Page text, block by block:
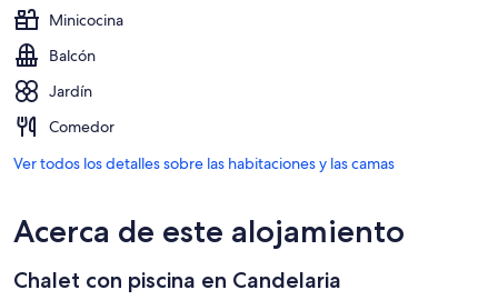
Minicocina
Balcón
Jardín
Comedor
Ver todos los detalles sobre las habitaciones y las camas
Acerca de este alojamiento
Chalet con piscina en Candelaria